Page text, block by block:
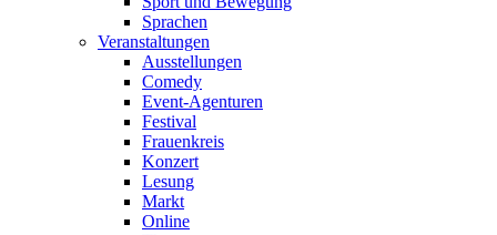
Sprachen
Veranstaltungen
Ausstellungen
Comedy
Event-Agenturen
Festival
Frauenkreis
Konzert
Lesung
Markt
Online